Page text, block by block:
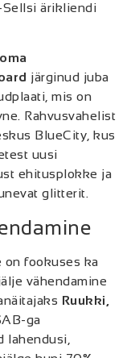
Sellsi ärikliendi
järginud juba
mis on
Rahvusvahelist
BlueCity, kus
uusi
ehitusplokke ja
glitterit.
on fookuses ka
vähendamine
Ruukki,
ga
lahendusi,